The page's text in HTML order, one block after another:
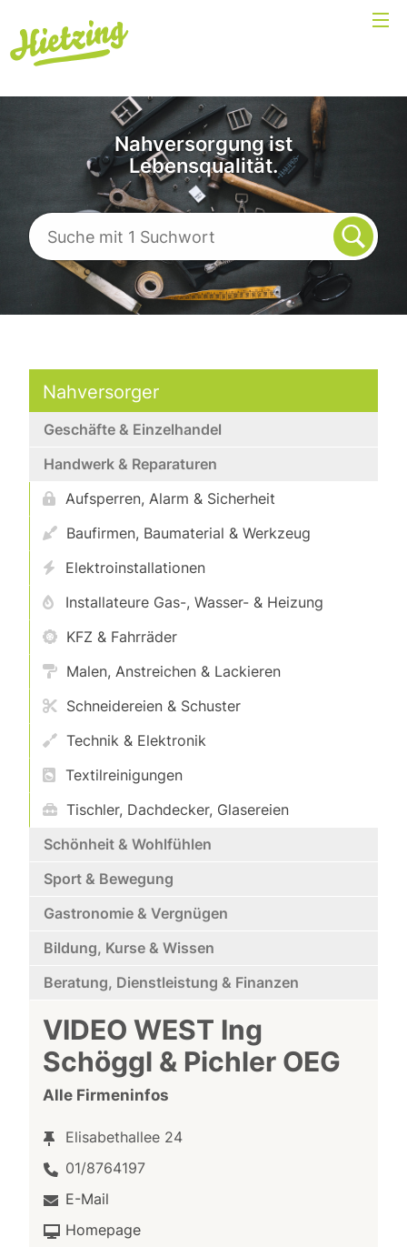
Nahversorgung ist
Lebensqualität.
Nahversorger
Geschäfte & Einzelhandel
Handwerk & Reparaturen
Aufsperren, Alarm & Sicherheit
Baufirmen, Baumaterial & Werkzeug
Elektroinstallationen
Installateure Gas-, Wasser- & Heizung
KFZ & Fahrräder
Malen, Anstreichen & Lackieren
Schneidereien & Schuster
Technik & Elektronik
Textilreinigungen
Tischler, Dachdecker, Glasereien
Schönheit & Wohlfühlen
Sport & Bewegung
Gastronomie & Vergnügen
Bildung, Kurse & Wissen
Beratung, Dienstleistung & Finanzen
VIDEO WEST Ing
Schöggl & Pichler OEG
Alle Firmeninfos
Elisabethallee 24
01/8764197
E-Mail
Homepage